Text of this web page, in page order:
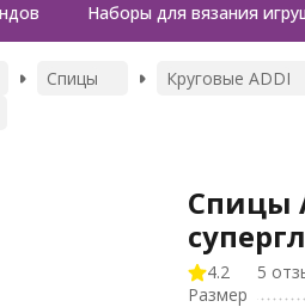
Наборы для вязания
Спицы
Круговые ADDI
Спицы
4.2
5
Размер